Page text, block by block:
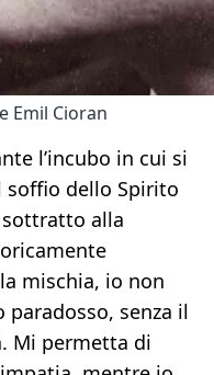
Emil Cioran
l’incubo in cui si
soffio dello Spirito
alla
mischia, io non
senza il
Mi permetta di